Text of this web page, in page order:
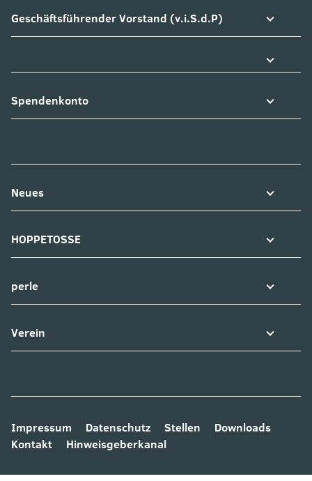
Geschäftsführender Vorstand (v.i.S.d.P)
Spendenkonto
Neues
HOPPETOSSE
perle
Verein
Impressum Datenschutz Stellen
Downloads
Kontakt
Hinweisgeberkanal